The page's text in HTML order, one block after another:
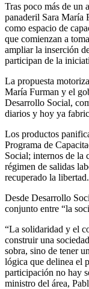
Tras poco más de un
panaderil Sara María
como espacio de
que comienzan a
ampliar la inserción
participan de la
La propuesta
María Furman y el
Desarrollo Social,
diarios y hoy ya
Los productos
Programa de
Social; internos de la
régimen de salidas
recuperado la libertad.
Desde Desarrollo
conjunto entre “la
“La solidaridad y el
construir una
sobra, sino de tener
lógica que delinea el
participación no hay
ministro del área,